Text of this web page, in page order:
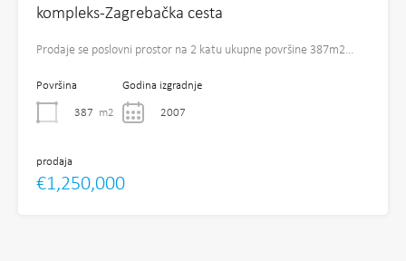
kompleks-Zagrebačka cesta
Prodaje se poslovni prostor na 2 katu ukupne površine 387m2…
Površina
387 m2
Godina izgradnje
2007
prodaja
€1,250,000